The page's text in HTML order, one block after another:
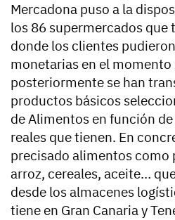
Mercadona puso a la
los 86 supermercados que
donde los clientes
monetarias en el
posteriormente se han
productos básicos
de Alimentos en función
reales que tienen. En
precisado alimentos
arroz, cereales, aceite…
desde los almacenes
tiene en Gran Canaria y